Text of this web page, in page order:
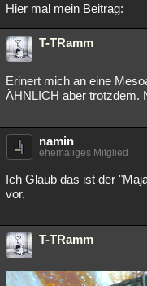
Hier mal mein Beitrag:
T-TRamm
Erinert mich an eine
ÄHNLICH aber trotzdem.
namin
ehemaliges Mitglied
Ich Glaub das ist der
vor.
T-TRamm